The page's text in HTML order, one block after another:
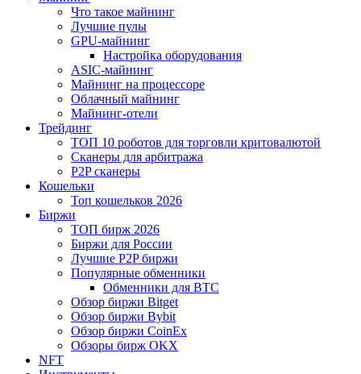
Что такое майнинг
Лучшие пулы
GPU-майнинг
Настройка оборудования
ASIC-майнинг
Майнинг на процессоре
Облачный майнинг
Майнинг-отели
Трейдинг
ТОП 10 роботов для торговли критовалютой
Сканеры для арбитража
P2P сканеры
Кошельки
Топ кошельков 2026
Биржи
ТОП бирж 2026
Биржи для России
Лучшие P2P биржи
Популярные обменники
Обменники для BTC
Обзор биржи Bitget
Обзор биржи Bybit
Обзор биржи CoinEx
Обзоры бирж OKX
NFT